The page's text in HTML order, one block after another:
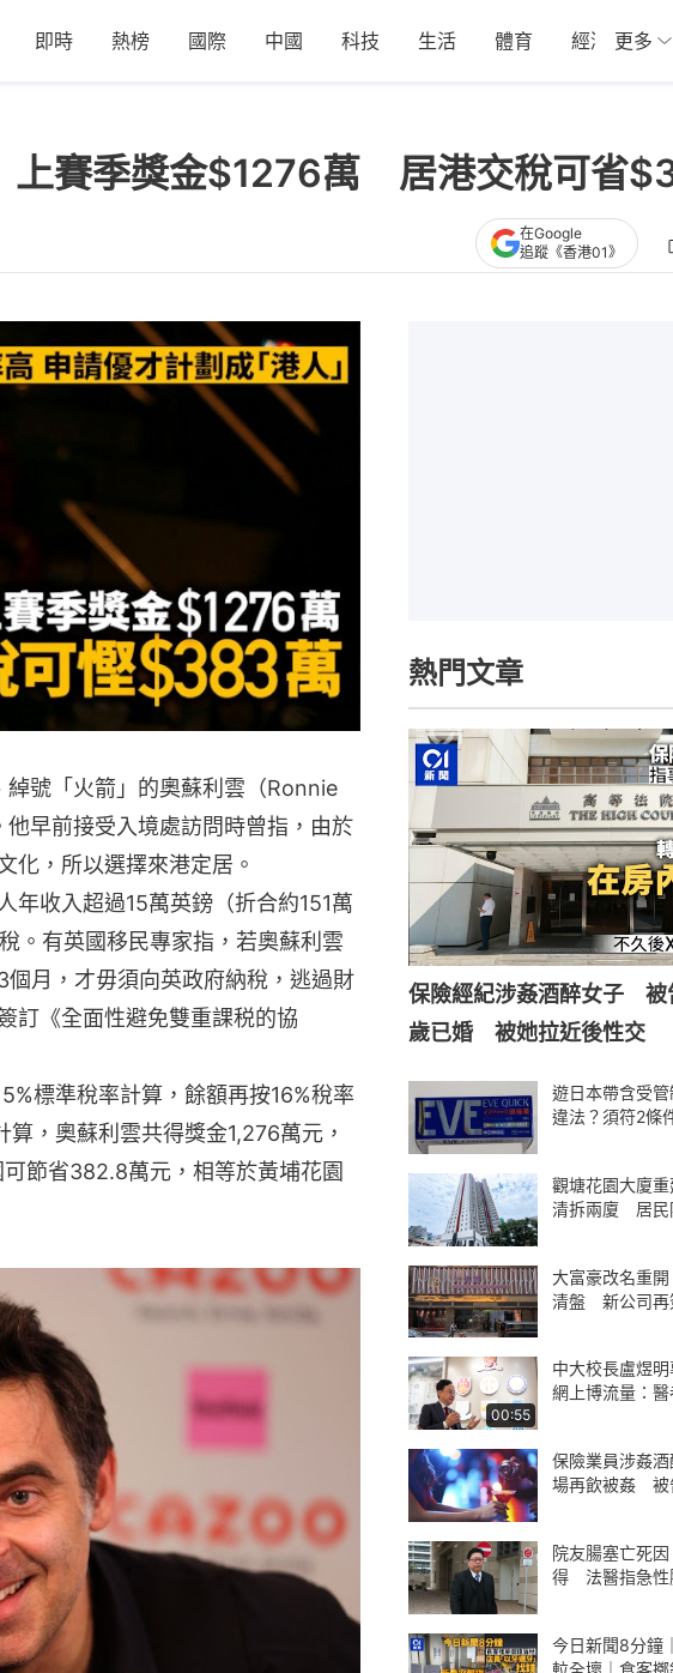
即時 熱榜 國際 中國 科技 生活 體育 經濟 01
更多
上賽季獎金$1276萬 居港交稅可省
在Google
追蹤《香港01》
號「火箭」的奧蘇利雲（Ronnie
早前接受入境處訪問時曾指，由於
化，所以選擇來港定居。
年收入超過15萬英鎊（折合約151萬
。有英國移民專家指，若奧蘇利雲
月，才毋須向英政府納稅，逃過財
訂《全面性避免雙重課税的協
標準稅率計算，餘額再按16%稅率
，奧蘇利雲共得獎金1,276萬元，
節省382.8萬元，相等於黃埔花園
熱門文章
保險經紀涉姦酒醉女子 被
歲已婚 被她拉近後性交
遊日本帶含受
違法？須符2條
觀塘花園大廈
清拆兩廈 居民
大富豪改名重
清盤 新公司再
00:55
中大校長盧煜
網上博流量：
保險業員涉姦
場再飲被姦 被
院友腸塞亡死
得 法醫指急性
今日新聞8分鐘
𨋢全壞｜食客